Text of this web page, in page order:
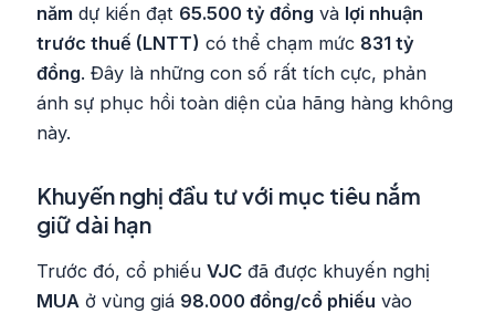
năm dự kiến đạt 65.500 tỷ đồng và lợi nhuận
trước thuế (LNTT) có thể chạm mức 831 tỷ
đồng. Đây là những con số rất tích cực, phản
ánh sự phục hồi toàn diện của hãng hàng không
này.
Khuyến nghị đầu tư với mục tiêu nắm
giữ dài hạn
Trước đó, cổ phiếuVJC đã được khuyến nghị
MUA ở vùng giá 98.000 đồng/cổ phiếu vào